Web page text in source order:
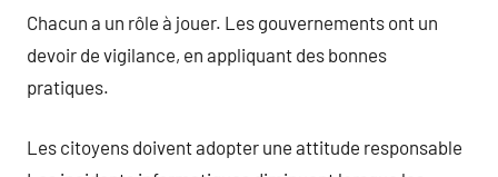
Chacun a un rôle à jouer. Les gouvernements ont un
devoir de vigilance, en appliquant des bonnes
pratiques.
Les citoyens doivent adopter une attitude responsable